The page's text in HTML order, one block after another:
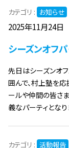
カテゴリ : お知らせ
2025年11月24日
シーズンオフ
先日はシーズンオ
囲んで、村上塾を応
ールや仲間の皆さ
義なパーティとな
カテゴリ : 活動報告